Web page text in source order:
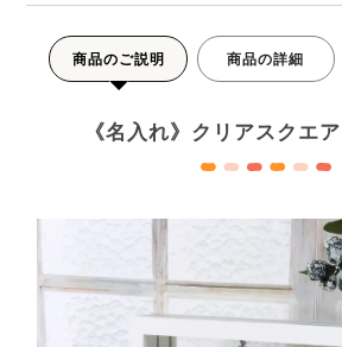
商品のご説明 商品の詳細
《名入れ》クリアスクエア